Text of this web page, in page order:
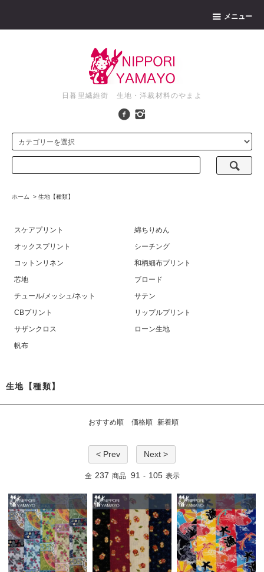
メニュー
日暮里繊維街 生地・洋裁材料のやまよ
ホーム > 生地【種類】
スケアプリント
綿ちりめん
オックスプリント
シーチング
コットンリネン
和柄細布プリント
芯地
ブロード
チュール/メッシュ/ネット
サテン
CBプリント
リップルプリント
サザンクロス
ローン生地
帆布
生地【種類】
おすすめ順 価格順 新着順
< Prev Next >
全 237 商品 91 - 105 表示